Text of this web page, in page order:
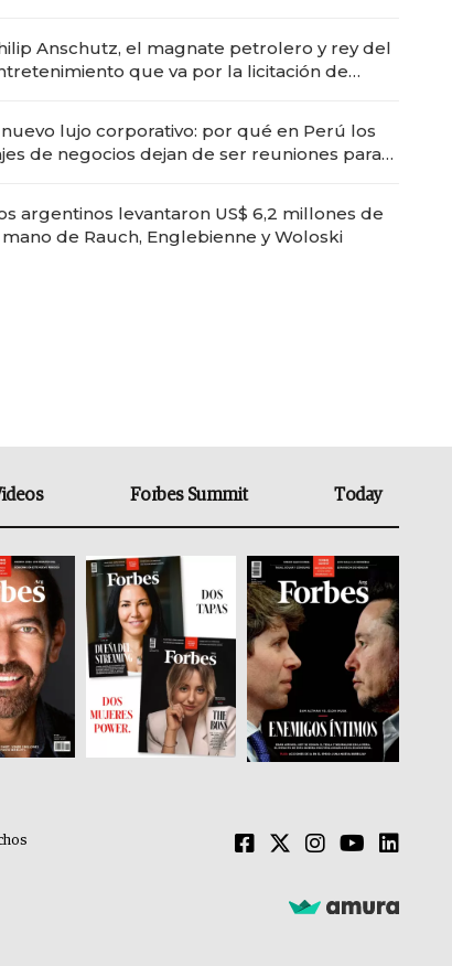
Anschutz, el magnate petrolero y rey del
que va por la licitación de
nuevo lujo corporativo: por qué en Perú los
de negocios dejan de ser reuniones para
argentinos levantaron US$ 6,2 millones de
mano de Rauch, Englebienne y Woloski
Forbes Summit Today